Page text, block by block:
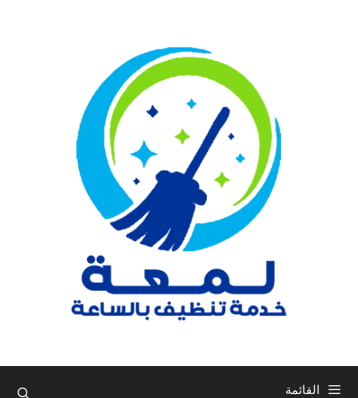
القائمة